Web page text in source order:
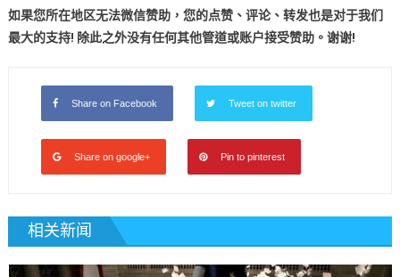
如果您所在地区无法微信赞助，您的点赞、评论、转发也是对于我们
最大的支持! 除此之外没有任何其他管道或账户接受赞助。谢谢!
Share on Facebook Tweet on twitter
Share on google+ Pin to pinterest
相关新闻